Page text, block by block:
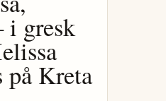
gresk
på Kreta